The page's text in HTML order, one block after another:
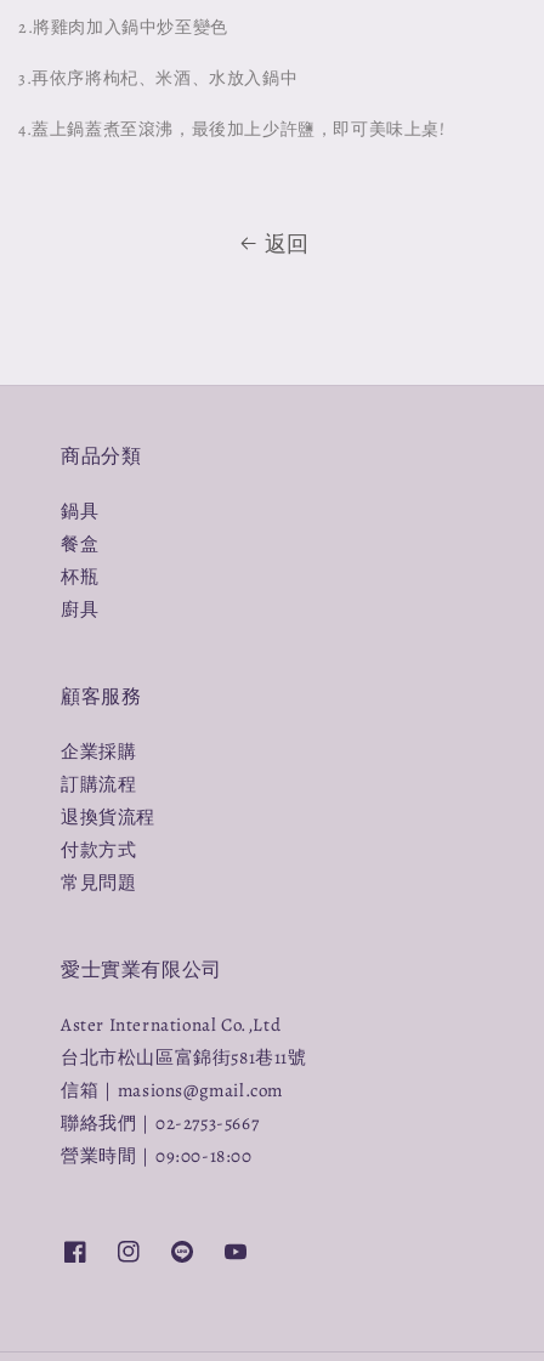
2.將雞肉加入鍋中炒至變色
3.再依序將枸杞、米酒、水放入鍋中
4.蓋上鍋蓋煮至滾沸，最後加上少許鹽，即可美味上桌!
返回
商品分類
鍋具
餐盒
杯瓶
廚具
顧客服務
企業採購
訂購流程
退換貨流程
付款方式
常見問題
愛士實業有限公司
Aster International Co.,Ltd
台北市松山區富錦街581巷11號
信箱｜masions@gmail.com
聯絡我們｜02-2753-5667
營業時間｜09:00-18:00